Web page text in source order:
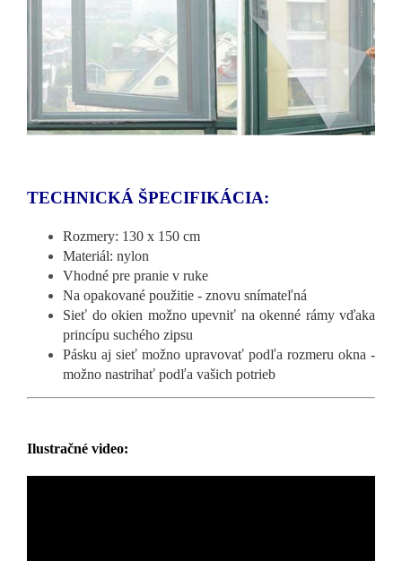
TECHNICKÁ ŠPECIFIKÁCIA:
Rozmery: 130 x 150 cm
Materiál: nylon
Vhodné pre pranie v ruke
Na opakované použitie - znovu snímateľná
Sieť do okien možno upevniť na okenné rámy vďaka
princípu suchého zipsu
Pásku aj sieť možno upravovať podľa rozmeru okna -
možno nastrihať podľa vašich potrieb
Ilustračné video: